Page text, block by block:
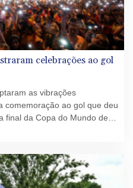
celebrações ao gol
as vibrações
comemoração ao gol que deu
final da Copa do Mundo de
o Conselho Superior de